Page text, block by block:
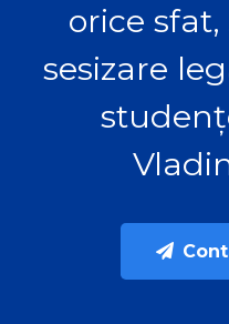
orice
sesizare